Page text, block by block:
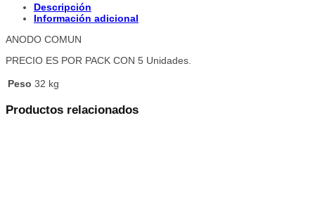
Descripción
Información adicional
ANODO COMUN
PRECIO ES POR PACK CON 5 Unidades.
Peso 32 kg
Productos relacionados